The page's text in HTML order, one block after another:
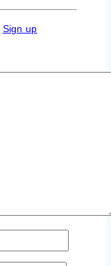
Sign up